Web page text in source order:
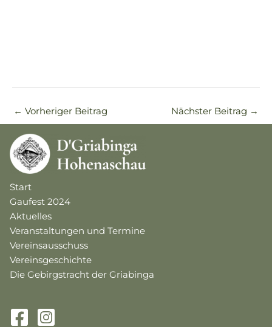
← Vorheriger Beitrag Nächster Beitrag →
Start
Gaufest 2024
Aktuelles
Veranstaltungen und Termine
Vereinsausschuss
Vereinsgeschichte
Die Gebirgstracht der Griabinga